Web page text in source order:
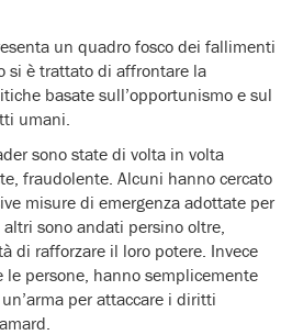
un quadro fosco dei fallimenti
si è trattato di affrontare la
basate sull’opportunismo e sul
umani.
sono state di volta in volta
fraudolente. Alcuni hanno cercato
misure di emergenza adottate per
sono andati persino oltre,
di rafforzare il loro potere. Invece
le persone, hanno semplicemente
per attaccare i diritti